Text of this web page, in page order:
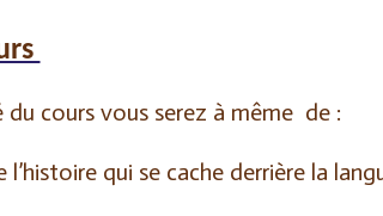
du cours vous serez à même de :
l’histoire qui se cache derrière la